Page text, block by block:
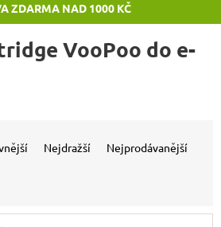
ZDARMA NAD 1000 KČ
VooPoo do e-
Nejdražší Nejprodávanější